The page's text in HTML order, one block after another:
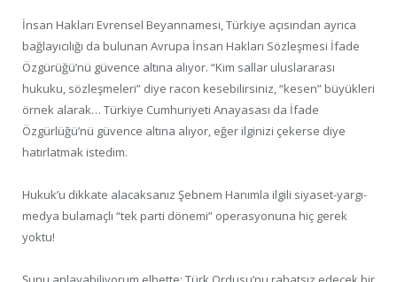
İnsan Hakları Evrensel Beyannamesi, Türkiye açısından ayrıca
bağlayıcılığı da bulunan Avrupa İnsan Hakları Sözleşmesi İfade
Özgürüğü’nü güvence altına alıyor. “Kim sallar uluslararası
hukuku, sözleşmeleri” diye racon kesebilirsiniz, “kesen” büyükleri
örnek alarak… Türkiye Cumhuriyeti Anayasası da İfade
Özgürlüğü’nü güvence altına alıyor, eğer ilginizi çekerse diye
hatırlatmak istedim.
Hukuk’u dikkate alacaksanız Şebnem Hanımla ilgili siyaset-yargı-
medya bulamaçlı “tek parti dönemi” operasyonuna hiç gerek
yoktu!